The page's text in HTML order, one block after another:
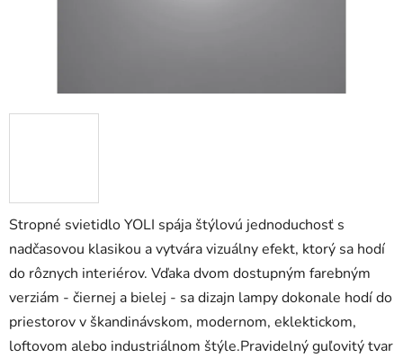
Stropné svietidlo YOLI spája štýlovú jednoduchosť s
nadčasovou klasikou a vytvára vizuálny efekt, ktorý sa hodí
do rôznych interiérov. Vďaka dvom dostupným farebným
verziám - čiernej a bielej - sa dizajn lampy dokonale hodí do
priestorov v škandinávskom, modernom, eklektickom,
loftovom alebo industriálnom štýle.Pravidelný guľovitý tvar